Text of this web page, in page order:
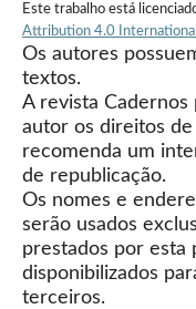
Este trabalho está
Attribution 4.0
Os autores
textos.
A revista
autor os direitos
recomenda um
de republicação.
Os nomes e
serão usados
prestados por esta
disponibilizados
terceiros.